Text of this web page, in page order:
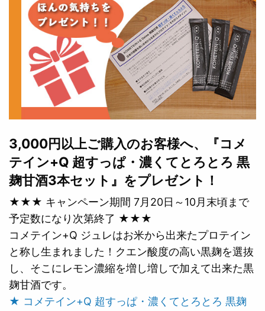
3,000円以上ご購入のお客様へ、『コメ
テイン+Q 超すっぱ・濃くてとろとろ 黒
麹甘酒3本セット』をプレゼント！
★★★ キャンペーン期間 7月20日～10月末頃まで
予定数になり次第終了 ★★★
コメテイン+Q ジュレはお米から出来たプロテイン
と称し生まれました！クエン酸度の高い黒麹を選抜
し、そこにレモン濃縮を増し増しで加えて出来た黒
麹甘酒です。
★ コメテイン+Q 超すっぱ・濃くてとろとろ 黒麹